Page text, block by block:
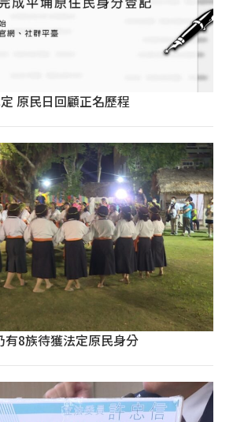
原民日回顧正名歷程
有8族待獲法定原民身分